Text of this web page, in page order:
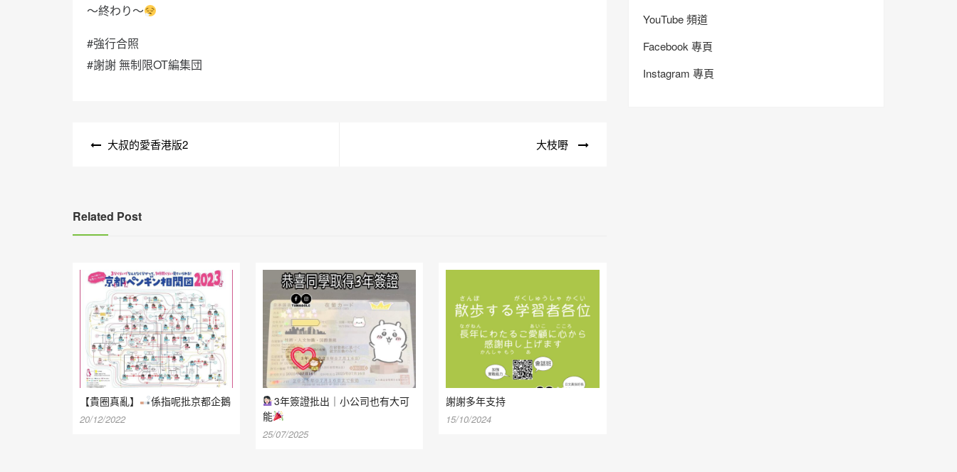
〜終わり〜
#強行合照
#謝謝 無制限OT編集団
大叔的愛香港版2 大枝嘢
Related Post
【貴圈真亂】 係指呢批京都企鵝
20/12/2022
3年簽證批出｜小公司也有大可
能
25/07/2025
謝謝多年支持
15/10/2024
YouTube 頻道
Facebook 專頁
Instagram 專頁